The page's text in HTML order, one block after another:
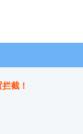
截！